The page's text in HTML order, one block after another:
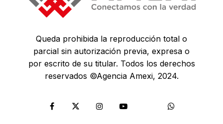
Queda prohibida la reproducción total o
parcial sin autorización previa, expresa o
por escrito de su titular. Todos los derechos
reservados ©Agencia Amexi, 2024.